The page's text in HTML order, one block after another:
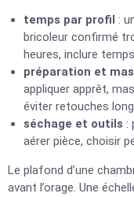
temps par profil :
bricoleur confirmé
heures, inclure
préparation et
appliquer apprêt,
éviter retouches
séchage et outils :
aérer pièce, choisir
Le plafond d’une
avant l’orage. Une